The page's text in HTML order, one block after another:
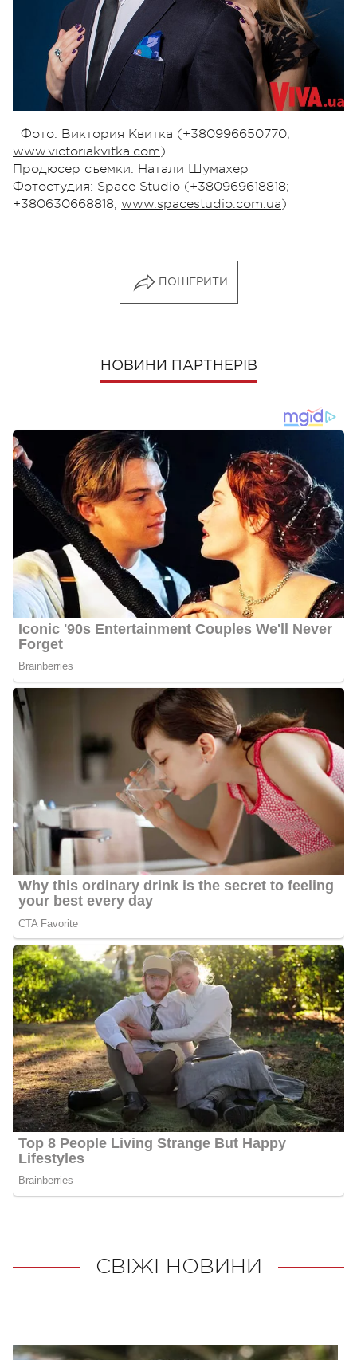
Фото: Виктория Квитка (+380996650770;
www.victoriakvitka.com)
Продюсер съемки: Натали Шумахер
Фотостудия: Space Studio (+380969618818;
+380630668818, www.spacestudio.com.ua)
ПОШЕРИТИ
НОВИНИ ПАРТНЕРІВ
СВІЖІ НОВИНИ